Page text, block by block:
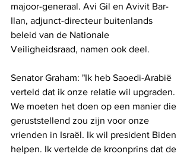
majoor-generaal. Avi Gil en Avivit Bar-
Ilan, adjunct-directeur buitenlands
beleid van de Nationale
Veiligheidsraad, namen ook deel.
Senator Graham: "Ik heb Saoedi-Arabië
verteld dat ik onze relatie wil upgraden.
We moeten het doen op een manier die
geruststellend zou zijn voor onze
vrienden in Israël. Ik wil president Biden
helpen. Ik vertelde de kroonprins dat de